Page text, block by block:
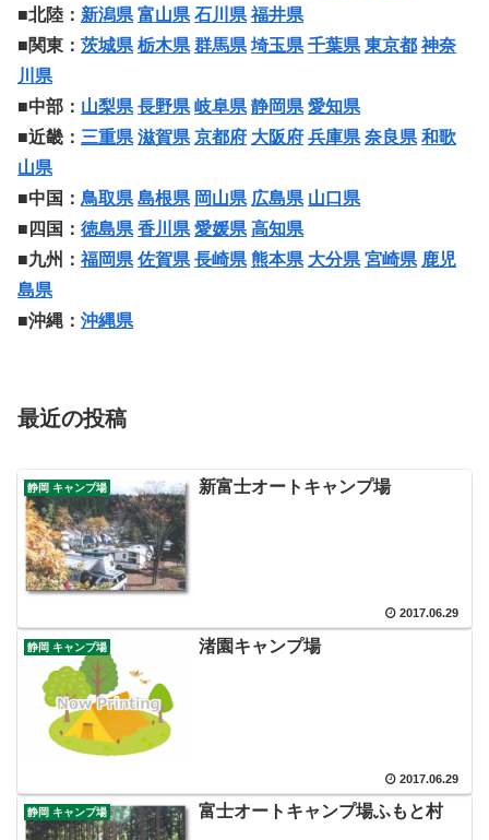
■北陸： 新潟県 富山県 石川県 福井県
■関東： 茨城県 栃木県 群馬県 埼玉県 千葉県 東京都 神奈
川県
■中部： 山梨県 長野県 岐阜県 静岡県 愛知県
■近畿： 三重県 滋賀県 京都府 大阪府 兵庫県 奈良県 和歌
山県
■中国： 鳥取県 島根県 岡山県 広島県 山口県
■四国： 徳島県 香川県 愛媛県 高知県
■九州： 福岡県 佐賀県 長崎県 熊本県 大分県 宮崎県 鹿児
島県
■沖縄： 沖縄県
最近の投稿
静岡 キャンプ場 新富士オートキャンプ場
2017.06.29
静岡 キャンプ場 渚園キャンプ場
2017.06.29
静岡 キャンプ場 富士オートキャンプ場ふもと村